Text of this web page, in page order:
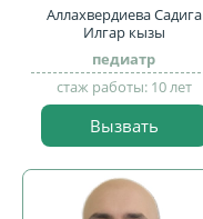
Аллахвердиева Садига
Илгар кызы
педиатр
стаж работы: 10 лет
Вызвать